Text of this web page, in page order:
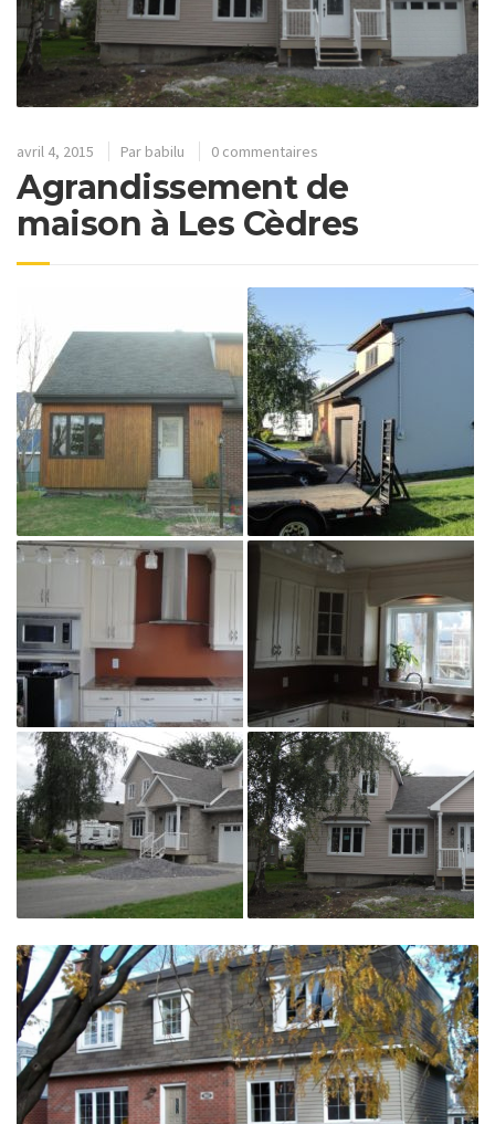
avril 4, 2015 Par babilu 0 commentaires
Agrandissement de
maison à Les Cèdres